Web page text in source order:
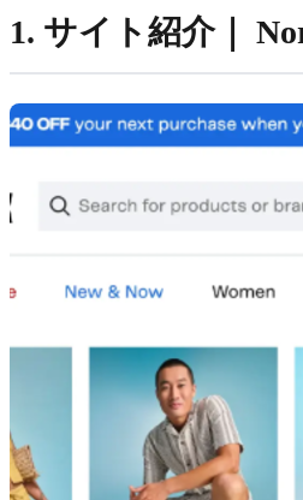
1. サイト紹介｜